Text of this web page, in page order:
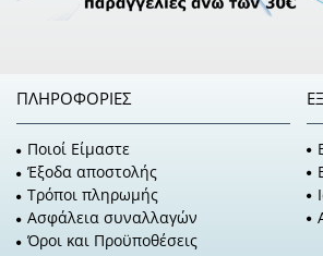
ΠΛΗΡΟΦΟΡΊΕΣ
Ποιοί Είμαστε
Έξοδα αποστολής
Τρόποι πληρωμής
Ασφάλεια συναλλαγών
Όροι και Προϋποθέσεις